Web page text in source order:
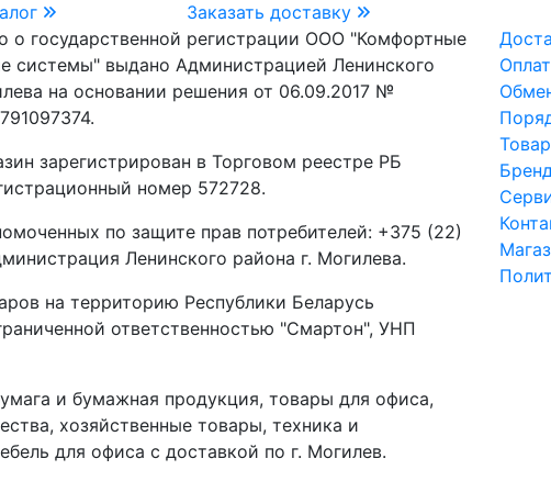
Заказать доставку
о государственной регистрации ООО "Комфортные
системы" выдано Администрацией Ленинского
на основании решения от 06.09.2017 №
зарегистрирован в Торговом реестре РБ
номер 572728.
по защите прав потребителей: +375 (22)
Ленинского района г. Могилева.
на территорию Республики Беларусь
ответственностью "Смартон", УНП
и бумажная продукция, товары для офиса,
хозяйственные товары, техника и
для офиса с доставкой по г. Могилев.